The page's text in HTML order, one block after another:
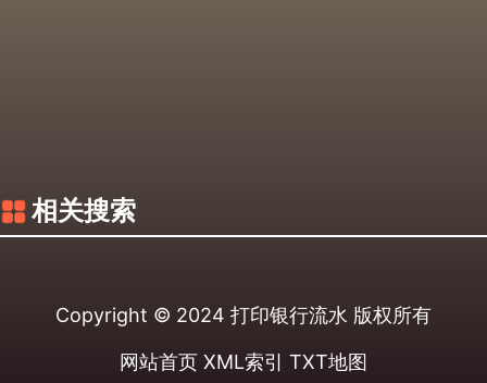
相关搜索
Copyright © 2024 打印银行流水 版权所有
网站首页 XML索引 TXT地图